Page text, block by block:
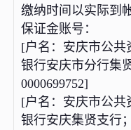
缴纳时间以实际到
保证金账号：
[户名：安庆市公共
银行安庆市分行集
0000699752]
[户名：安庆市公共
银行安庆集贤支行